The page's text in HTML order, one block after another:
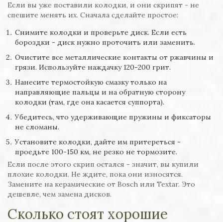
Если вы уже поставили колодки, и они скрипят - не
спешите менять их. Сначала сделайте простое:
Снимите колодки и проверьте диск. Если есть
бороздки - диск нужно проточить или заменить.
Очистите все металлические контакты от ржавчины и
грязи. Используйте наждачку 120-200 грит.
Нанесите термостойкую смазку только на
направляющие пальцы и на обратную сторону
колодки (там, где она касается суппорта).
Убедитесь, что удерживающие пружины и фиксаторы
не сломаны.
Установите колодки, дайте им притереться -
проедьте 100-150 км, не резко не тормозите.
Если после этого скрип остался - значит, вы купили
плохие колодки. Не ждите, пока они износятся.
Замените на керамические от Bosch или Textar. Это
дешевле, чем замена дисков.
Сколько стоят хорошие